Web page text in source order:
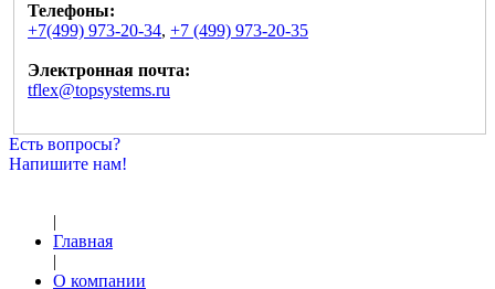
Телефоны:
+7(499) 973-20-34, +7 (499) 973-20-35
Электронная почта:
tflex@topsystems.ru
Есть вопросы?
Напишите нам!
|
Главная
|
О компании